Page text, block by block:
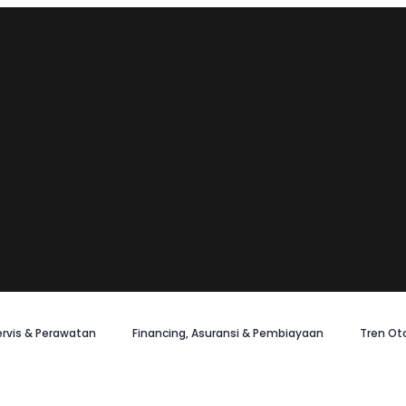
& Perawatan Financing, Asuransi & Pembiayaan Tren